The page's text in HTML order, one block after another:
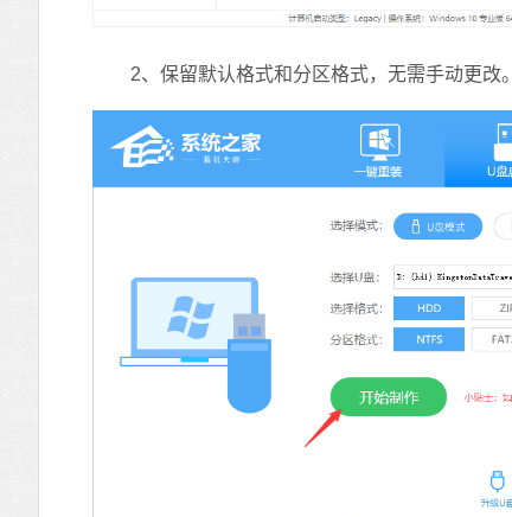
2、保留默认格式和分区格式，无需手动更改。